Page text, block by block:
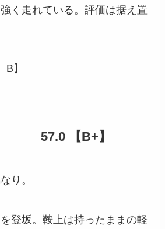
く走れている。評価は据え置
】
57.0 【B+】
り。
登坂。鞍上は持ったままの軽